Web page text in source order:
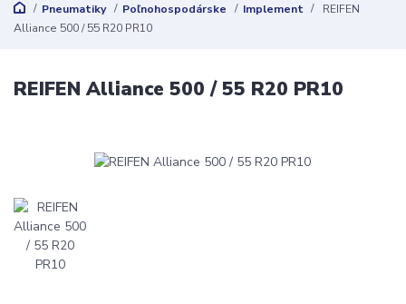
Pneumatiky Poľnohospodárske Implement
REIFEN
Alliance 500 / 55 R20 PR10
REIFEN Alliance 500 / 55 R20 PR10